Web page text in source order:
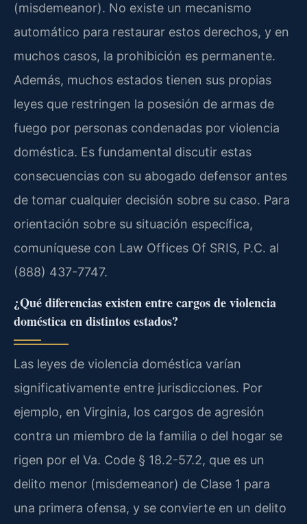
(misdemeanor). No existe un mecanismo
automático para restaurar estos derechos, y en
muchos casos, la prohibición es permanente.
Además, muchos estados tienen sus propias
leyes que restringen la posesión de armas de
fuego por personas condenadas por violencia
doméstica. Es fundamental discutir estas
consecuencias con su abogado defensor antes
de tomar cualquier decisión sobre su caso. Para
orientación sobre su situación específica,
comuníquese con Law Offices Of SRIS, P.C. al
(888) 437-7747.
¿Qué diferencias existen entre cargos de violencia
doméstica en distintos estados?
Las leyes de violencia doméstica varían
significativamente entre jurisdicciones. Por
ejemplo, en Virginia, los cargos de agresión
contra un miembro de la familia o del hogar se
rigen por el Va. Code § 18.2-57.2, que es un
delito menor (misdemeanor) de Clase 1 para
una primera ofensa, y se convierte en un delito